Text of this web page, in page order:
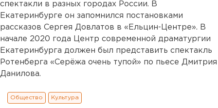
спектакли в разных городах России. В
Екатеринбурге он запомнился постановками
рассказов Сергея Довлатов в «Ельцин-Центре». В
начале 2020 года Центр современной драматургии
Екатеринбурга должен был представить спектакль
Ротенберга «Серёжа очень тупой» по пьесе Дмитрия
Данилова.
Общество Культура